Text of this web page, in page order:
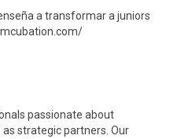
a transformar a juniors
passionate about
strategic partners. Our